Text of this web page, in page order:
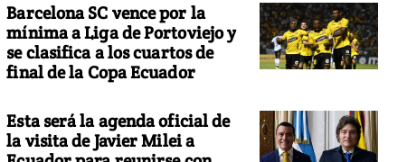
Barcelona SC vence por la
mínima a Liga de Portoviejo y
se clasifica a los cuartos de
final de la Copa Ecuador
Esta será la agenda oficial de
la visita de Javier Milei a